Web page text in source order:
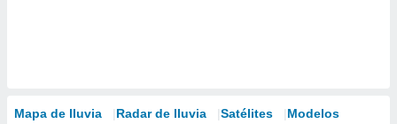
Mapa de lluvia Radar de lluvia Satélites Modelos